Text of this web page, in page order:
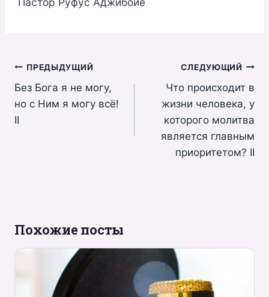
Навигация
по
записям
ПРЕДЫДУЩИЙ
Без Бога я не могу,
но с Ним я могу всё!
II
СЛЕДУЮЩИЙ
Что происходит в
жизни человека, у
которого молитва
является главным
приоритетом? II
Похожие посты